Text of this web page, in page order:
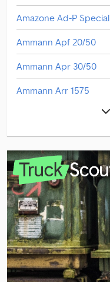
Amazone Ad-P Special
Ammann Apf 20/50
Ammann Apr 30/50
Ammann Arr 1575
Claas Arion 410
Claas Arion 420
Claas Arion 630
Claas Axion 850
Claas Fl 120
Claas Scorpion 756